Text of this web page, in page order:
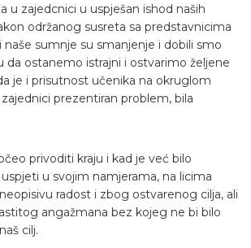
u zajedcnici u uspješan ishod naših
održanog susreta sa predstavnicima
naše sumnje su smanjenje i dobili smo
da ostanemo istrajni i ostvarimo željene
je i prisutnost učenika na okruglom
prezentiran problem, bila
privoditi kraju i kad je već bilo
u svojim namjerama, na licima
radost i zbog ostvarenog cilja, ali
angažmana bez kojeg ne bi bilo
cilj.